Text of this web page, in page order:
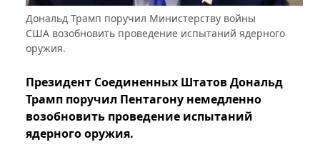
Дональд Трамп поручил Министерству войны
США возобновить проведение испытаний ядерного
оружия.
Президент Соединенных Штатов Дональд
Трамп поручил Пентагону немедленно
возобновить проведение испытаний
ядерного оружия.